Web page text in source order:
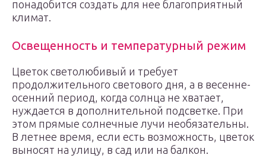
понадобится создать для нее благоприятный
климат.
Освещенность и температурный режим
Цветок светолюбивый и требует
продолжительного светового дня, а в весенне-
осенний период, когда солнца не хватает,
нуждается в дополнительной подсветке. При
этом прямые солнечные лучи необязательны.
В летнее время, если есть возможность, цветок
выносят на улицу, в сад или на балкон.